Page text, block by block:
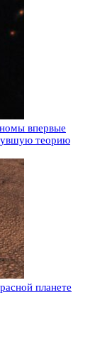
впервые
теорию
планете